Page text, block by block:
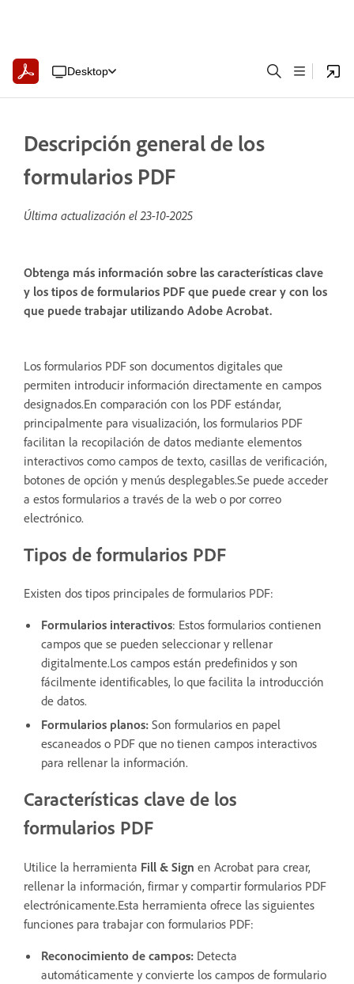
Desktop
Descripción general de los
formularios PDF
Última actualización el23-10-2025
Obtenga más información sobre las características clave
y los tipos de formularios PDF que puede crear y con los
que puede trabajar utilizando Adobe Acrobat.
Los formularios PDF son documentos digitales que
permiten introducir información directamente en campos
designados.En comparación con los PDF estándar,
principalmente para visualización, los formularios PDF
facilitan la recopilación de datos mediante elementos
interactivos como campos de texto, casillas de verificación,
botones de opción y menús desplegables.Se puede acceder
a estos formularios a través de la web o por correo
electrónico.
Tipos de formularios PDF
Existen dos tipos principales de formularios PDF:
Formularios interactivos: Estos formularios contienen
campos que se pueden seleccionar y rellenar
digitalmente.Los campos están predefinidos y son
fácilmente identificables, lo que facilita la introducción
de datos.
Formularios planos: Son formularios en papel
escaneados o PDF que no tienen campos interactivos
para rellenar la información.
Características clave de los
formularios PDF
Utilice la herramienta Fill & Sign en Acrobat para crear,
rellenar la información, firmar y compartir formularios PDF
electrónicamente.Esta herramienta ofrece las siguientes
funciones para trabajar con formularios PDF:
Reconocimiento de campos: Detecta
automáticamente y convierte los campos de formulario